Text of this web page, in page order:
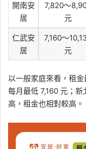
開南安
居
7,820～
元
仁武安
居
7,160～
元
以一般家庭來看，租
每月最低 7,160 元；
高，租金也相對較高。